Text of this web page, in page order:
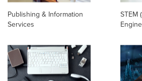
Publishing & Information
Services
STEM